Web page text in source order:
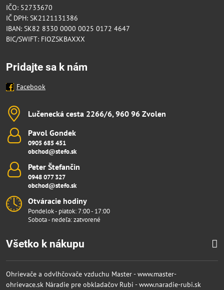
IČO: 52733670
IČ DPH: SK2121131386
IBAN: SK82 8330 0000 0025 0172 4647
BIC/SWIFT: FIOZSKBAXXX
Pridajte sa k nám
Facebook
Lučenecká cesta 2266/6, 960 96 Zvolen
Pavol Gondek
0905 685 451
obchod@stefo.sk
Peter Štefančin
0948 077 327
obchod@stefo.sk
Otváracie hodiny
Pondelok - piatok: 7:00 - 17:00
Sobota - nedeľa: zatvorené
Všetko k nákupu
Ohrievače a odvlhčovače vzduchu Master - www.master-
ohrievace.sk Náradie pre obkladačov Rubi - www.naradie-rubi.sk